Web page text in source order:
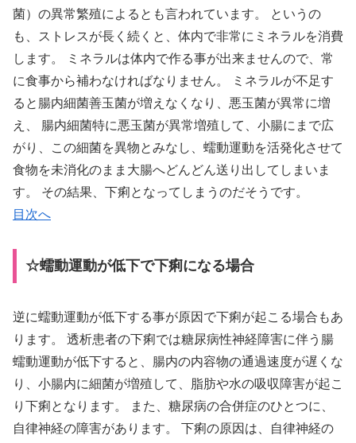
菌）の異常繁殖によるとも言われています。 というの
も、ストレスが長く続くと、体内で非常にミネラルを消費
します。 ミネラルは体内で作る事が出来ませんので、常
に食事から補わなければなりません。 ミネラルが不足す
ると腸内細菌善玉菌が増えなくなり、悪玉菌が異常に増
え、 腸内細菌特に悪玉菌が異常増殖して、小腸にまで広
がり、この細菌を異物とみなし、蠕動運動を活発化させて
食物を未消化のまま大腸へどんどん送り出してしまいま
す。 その結果、下痢となってしまうのだそうです。
目次へ
☆蠕動運動が低下で下痢になる場合
逆に蠕動運動が低下する事が原因で下痢が起こる場合もあ
ります。 透析患者の下痢では糖尿病性神経障害に伴う腸
蠕動運動が低下すると、腸内の内容物の通過速度が遅くな
り、小腸内に細菌が増殖して、脂肪や水の吸収障害が起こ
り下痢となります。 また、糖尿病の合併症のひとつに、
自律神経の障害があります。 下痢の原因は、自律神経の